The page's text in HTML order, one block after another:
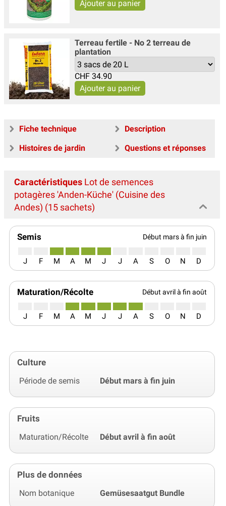
Terreau fertile - No 2 terreau de
plantation
CHF 34.90
Fiche technique
Description
Histoires de jardin
Questions et réponses
Caractéristiques Lot de semences
potagères 'Anden-Küche' (Cuisine des
Andes) (15 sachets)
Semis Début mars à fin juin
J F M A M J J A S O N D
Maturation/Récolte Début avril à fin août
J F M A M J J A S O N D
Culture
Période de semis Début mars à fin juin
Fruits
Maturation/Récolte Début avril à fin août
Plus de données
Nom botanique Gemüsesaatgut Bundle